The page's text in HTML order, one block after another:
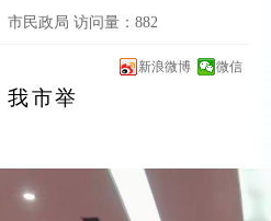
市民政局 访问量： 882
新浪微博 微信
我市举